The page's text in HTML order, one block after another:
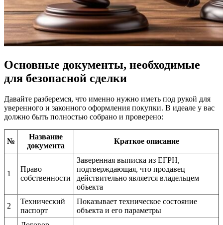
Основные документы, необходимые
для безопасной сделки
Давайте разберемся, что именно нужно иметь под рукой для
уверенного и законного оформления покупки. В идеале у вас
должно быть полностью собрано и проверено:
№
Название
документа
Краткое описание
1
Право
собственности
Заверенная выписка из ЕГРН,
подтверждающая, что продавец
действительно является владельцем
объекта
2
Технический
паспорт
Показывает техническое состояние
объекта и его параметры